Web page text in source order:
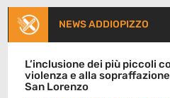
NEWS ADDIOPIZZO
L’inclusione dei più piccoli
violenza e alla
San Lorenzo